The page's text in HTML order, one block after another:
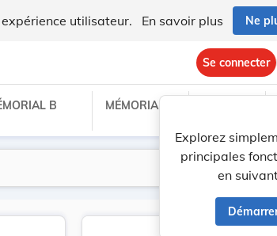
utilisateur. En savoir plus Ne
Se connecter
Explorez
principales
en
B MÉMORIAL C
Lancer la Filtres